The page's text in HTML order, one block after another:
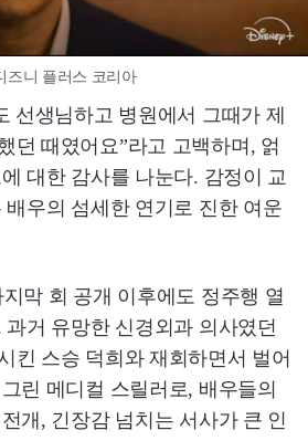
즈니 플러스 코리아
선생님하고 병원에서 그때가 제
던 때였어요”라고 고백하며, 얽
대한 감사를 나눈다. 감정이 교
배우의 섬세한 연기로 진한 여운
지막 회 공개 이후에도 정주행 열
거 유망한 신경외과 의사였던
킨 스승 덕희와 재회하면서 벌어
린 메디컬 스릴러로, 배우들의
개, 긴장감 넘치는 서사가 큰 인